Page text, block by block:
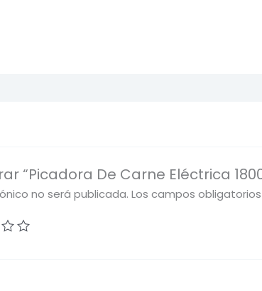
“Picadora De Carne Eléctrica
no será publicada. Los campos